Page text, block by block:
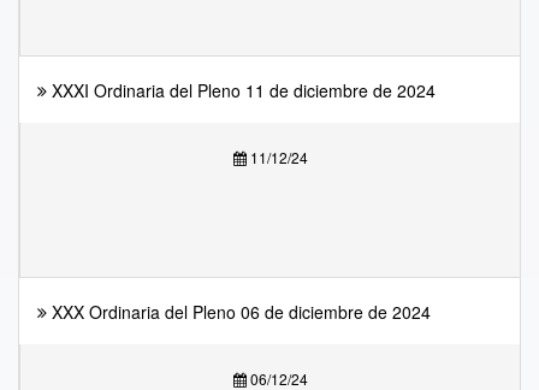
XXXI Ordinaria del Pleno 11 de diciembre de 2024
11/12/24
XXX Ordinaria del Pleno 06 de diciembre de 2024
06/12/24